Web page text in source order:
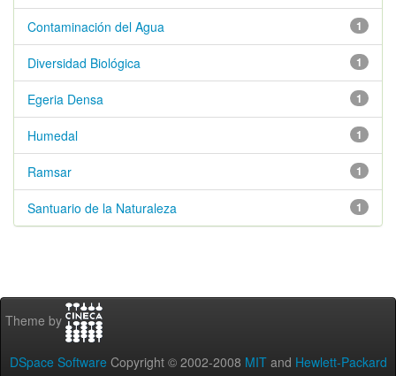
1
Contaminación del Agua
1
Diversidad Biológica
1
Egeria Densa
1
Humedal
1
Ramsar
1
Santuario de la Naturaleza
Theme by
DSpace Software Copyright © 2002-2008 MIT and Hewlett-Packard